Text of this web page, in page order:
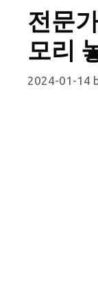
전문
모리
2024-01-14